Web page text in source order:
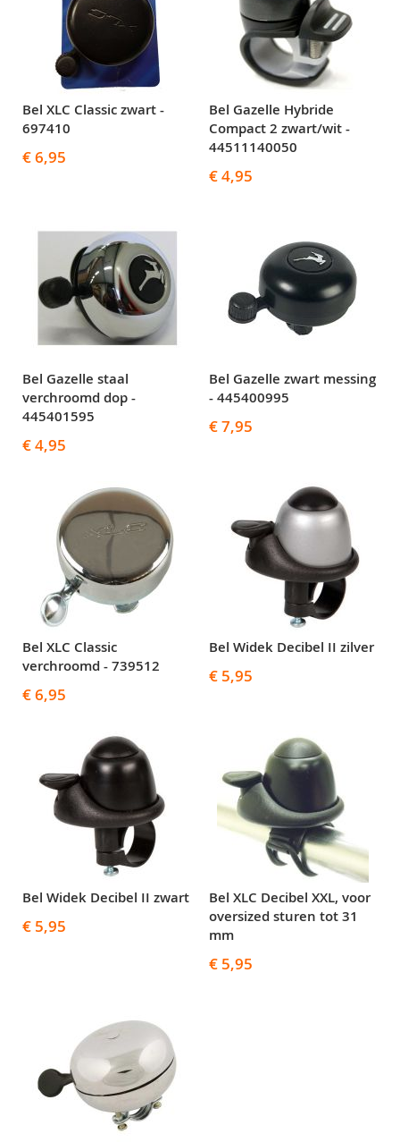
Bel XLC Classic zwart -
697410
€ 6,95
Bel Gazelle Hybride
Compact 2 zwart/wit -
44511140050
€ 4,95
Bel Gazelle staal
verchroomd dop -
445401595
€ 4,95
Bel Gazelle zwart messing
- 445400995
€ 7,95
Bel XLC Classic
verchroomd - 739512
€ 6,95
Bel Widek Decibel II zilver
€ 5,95
Bel Widek Decibel II zwart
€ 5,95
Bel XLC Decibel XXL, voor
oversized sturen tot 31
mm
€ 5,95